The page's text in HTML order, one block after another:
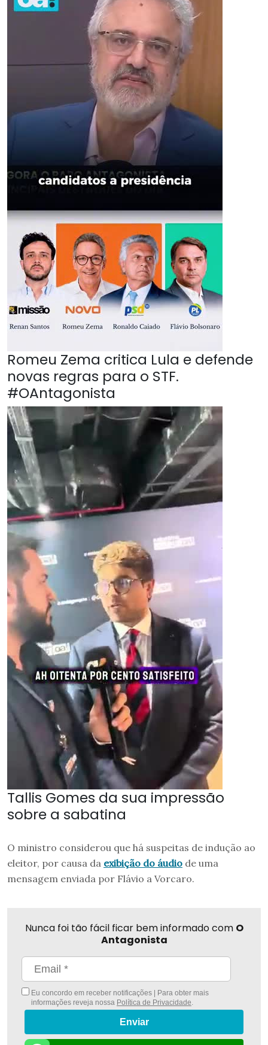
Romeu Zema critica Lula e defende
novas regras para o STF.
#OAntagonista
Tallis Gomes da sua impressão
sobre a sabatina
O ministro considerou que há suspeitas de indução ao
eleitor, por causa da exibição do áudio de uma
mensagem enviada por Flávio a Vorcaro.
Nunca foi tão fácil ficar bem informado com O
Antagonista
Eu concordo em receber notificações | Para obter mais
informações reveja nossa Política de Privacidade.
Enviar